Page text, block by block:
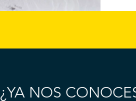
¿YA NOS